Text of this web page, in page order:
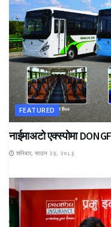
FEATURED
नाईमाअटो एक्स्पोमा
शनिबार, साउन २३, २०८३